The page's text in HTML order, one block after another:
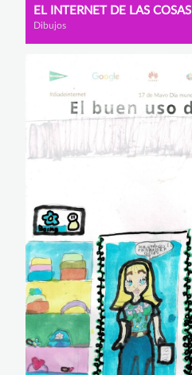
EL INTERNET DE LAS COSAS
Dibujos